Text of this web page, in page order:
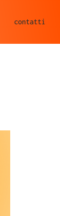
contatti